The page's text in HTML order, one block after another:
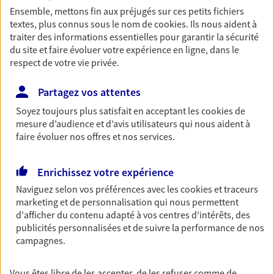
Découvrir les offres Épargne
Retraite
votre vie avec les conseils d'un expert. Découvrez
notre solution PER (Plan Epargne Retraite)
spécialement conçue pour la retraite.
Découvrir l'offre Retraite
Prévoyance
Pour un avenir serein, assurez-vous avec notre
contrat prévoyance. Préservez vos proches en cas
d'accident ou de maladie en optant pour les
garanties incapacité temporaire totale de travail,
invalidité ou de décès.
Découvrir l'offre Prévoyance
Ensemble, mettons fin aux préjugés sur ces petits fichiers
textes, plus connus sous le nom decookies. Ils nous aident à
traiter des informations essentielles pour garantir la sécurité
du site et faire évoluer votre expérience en ligne, dans le
respect de votre vie privée.
Partagez vos attentes
Soyez toujours plus satisfait en acceptant lescookiesde
mesure d’audience et d’avis utilisateurs qui nous aident à
faire évoluer nos offres et nos services.
Enrichissez votre expérience
Naviguez selon vos préférences avec lescookies et traceurs
marketing et de personnalisation qui nous permettent
d'afficher du contenu adapté à vos centres d'intérêts, des
publicités personnalisées et de suivre la performance de nos
campagnes.